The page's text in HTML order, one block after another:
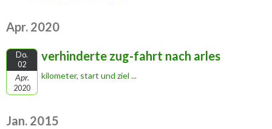
Apr. 2020
Do.
02
Apr.
2020
verhinderte zug-fahrt nach arles
kilometer, start und ziel ...
Jan. 2015